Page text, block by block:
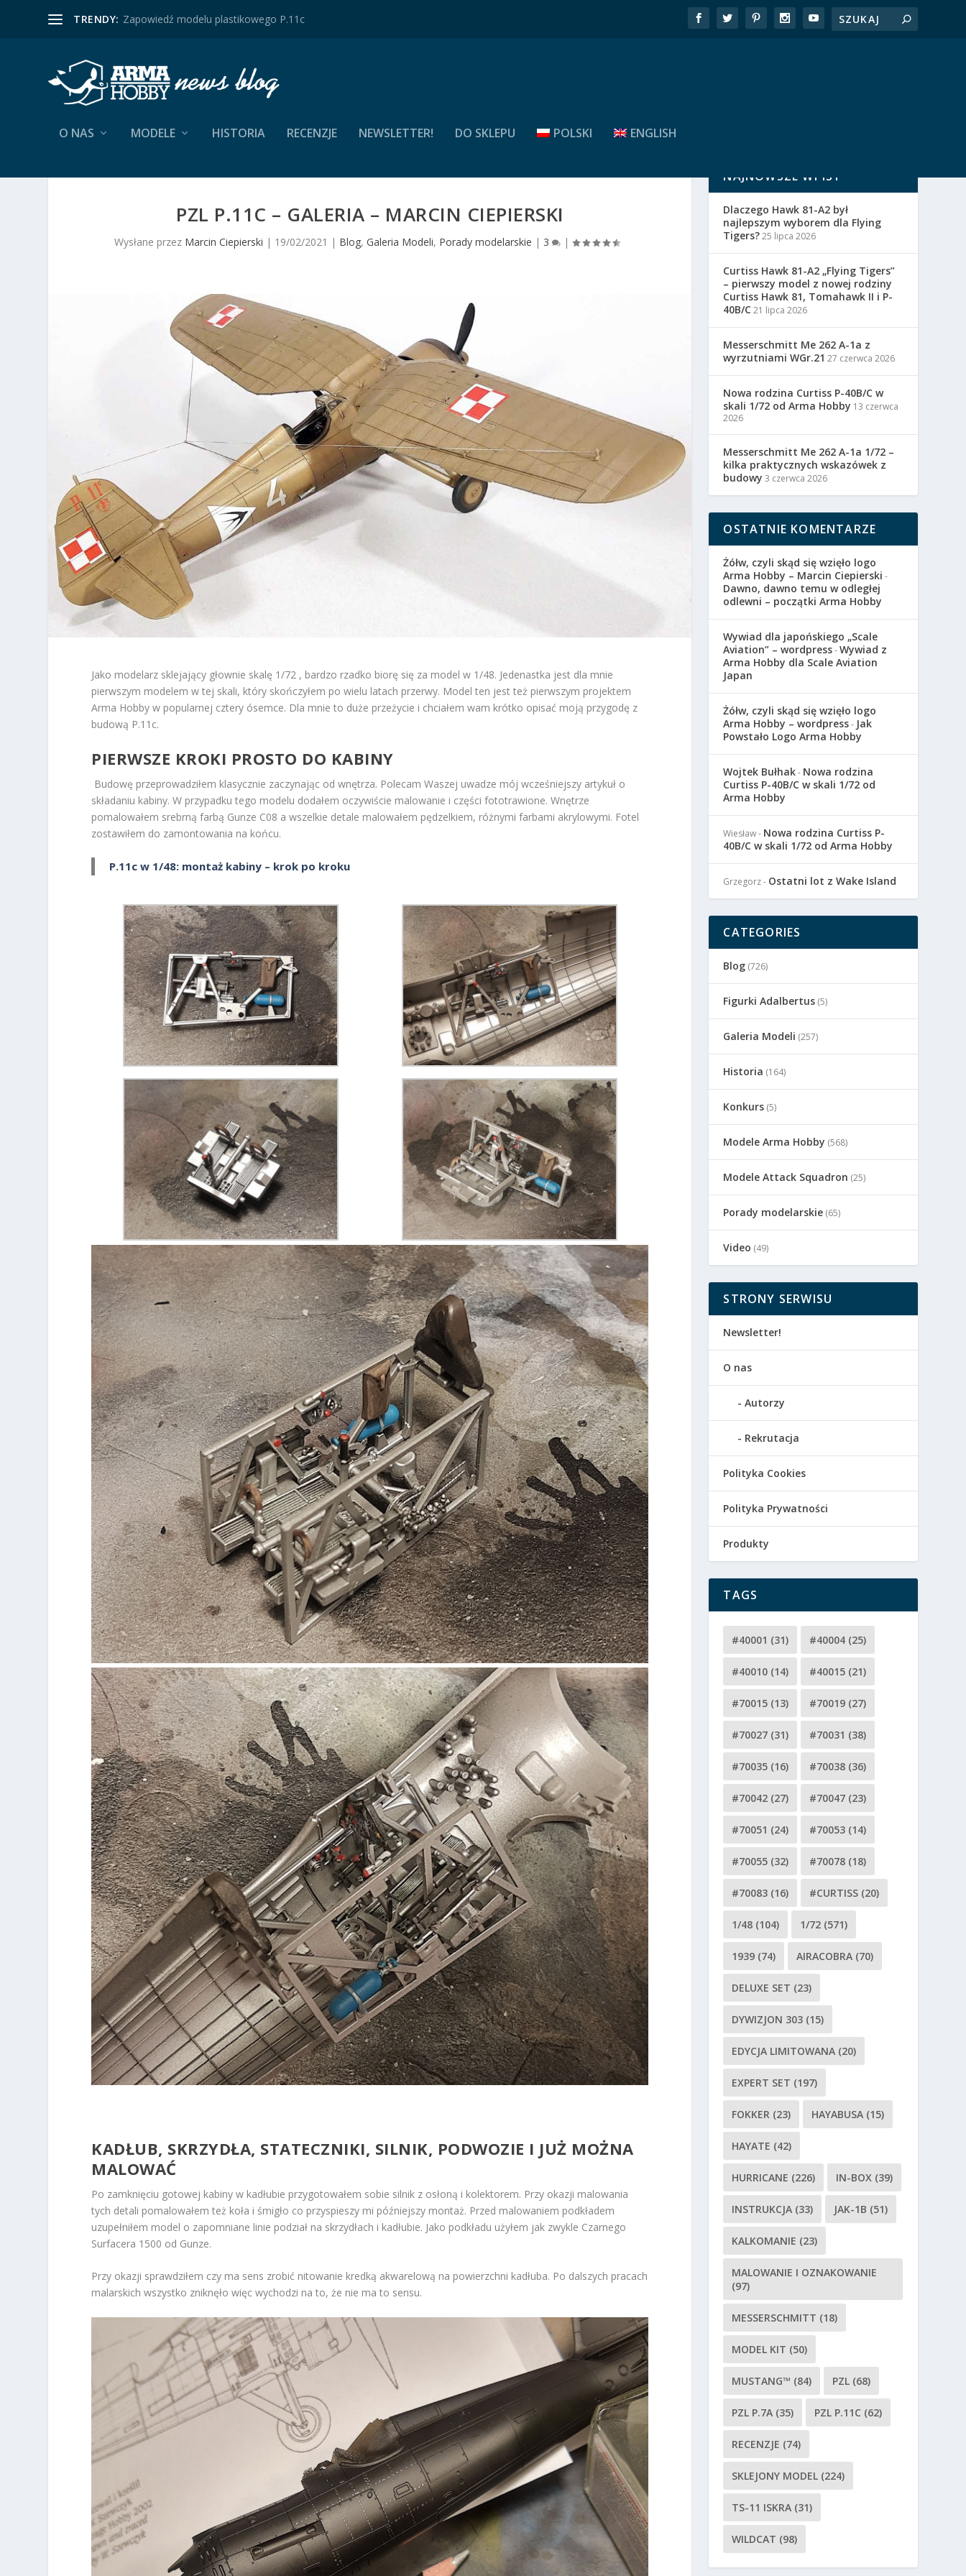
TRENDY: Zapowiedź modelu plastikowego P.11c
O NAS MODELE HISTORIA RECENZJE NEWSLETTER! DO SKLEPU POLSKI ENGLISH
PZL P.11C – GALERIA – MARCIN CIEPIERSKI
Wysłane przez Marcin Ciepierski | 19/02/2021 | Blog,Galeria Modeli, Porady modelarskie | 3 |
Jako modelarz sklejający głownie skalę 1/72 , bardzo rzadko biorę się za model w 1/48. Jedenastka jest dla mnie
pierwszym modelem w tej skali, który skończyłem po wielu latach przerwy. Model ten jest też pierwszym projektem
Arma Hobby w popularnej cztery ósemce. Dla mnie to duże przeżycie i chciałem wam krótko opisać moją przygodę z
budową P.11c.
PIERWSZE KROKI PROSTO DO KABINY
Budowę przeprowadziłem klasycznie zaczynając od wnętrza. Polecam Waszej uwadze mój wcześniejszy artykuł o
składaniu kabiny. W przypadku tego modelu dodałem oczywiście malowanie i części fototrawione. Wnętrze
pomalowałem srebrną farbą Gunze C08 a wszelkie detale malowałem pędzelkiem, różnymi farbami akrylowymi. Fotel
zostawiłem do zamontowania na końcu.
P.11c w 1/48: montaż kabiny – krok po kroku
KADŁUB, SKRZYDŁA, STATECZNIKI, SILNIK, PODWOZIE I JUŻ MOŻNA
MALOWAĆ
Po zamknięciu gotowej kabiny w kadłubie przygotowałem sobie silnik z osłoną i kolektorem. Przy okazji malowania
tych detali pomalowałem też koła i śmigło co przyspieszy mi późniejszy montaż. Przed malowaniem podkładem
uzupełniłem model o zapomniane linie podział na skrzydłach i kadłubie. Jako podkładu użyłem jak zwykle Czarnego
Surfacera 1500 od Gunze.
Przy okazji sprawdziłem czy ma sens zrobić nitowanie kredką akwarelową na powierzchni kadłuba. Po dalszych pracach
malarskich wszystko zniknęło więc wychodzi na to, że nie ma to sensu.
NAJNOWSZE WPISY
Dlaczego Hawk 81-A2 był
najlepszym wyborem dla Flying
Tigers?25 lipca 2026
Curtiss Hawk 81-A2 „Flying Tigers”
– pierwszy model z nowej rodziny
Curtiss Hawk 81, Tomahawk II i P-
40B/C21 lipca 2026
Messerschmitt Me 262 A-1a z
wyrzutniami WGr.21 27 czerwca 2026
Nowa rodzina Curtiss P-40B/C w
skali 1/72 od Arma Hobby 13 czerwca
2026
Messerschmitt Me 262 A-1a 1/72 –
kilka praktycznych wskazówek z
budowy 3 czerwca 2026
OSTATNIE KOMENTARZE
Żółw, czyli skąd się wzięło logo
Arma Hobby – Marcin Ciepierski -
Dawno, dawno temu w odległej
odlewni – początki Arma Hobby
Wywiad dla japońskiego „Scale
Aviation” – wordpress-Wywiad z
Arma Hobby dla Scale Aviation
Japan
Żółw, czyli skąd się wzięło logo
Arma Hobby – wordpress- Jak
Powstało Logo Arma Hobby
Wojtek Bułhak- Nowa rodzina
Curtiss P-40B/C w skali 1/72 od
Arma Hobby
Wiesław- Nowa rodzina Curtiss P-
40B/C w skali 1/72 od Arma Hobby
Grzegorz- Ostatni lot z Wake Island
CATEGORIES
Blog (726)
Figurki Adalbertus (5)
Galeria Modeli (257)
Historia (164)
Konkurs (5)
Modele Arma Hobby (568)
Modele Attack Squadron (25)
Porady modelarskie (65)
Video (49)
STRONY SERWISU
Newsletter!
O nas
Autorzy
Rekrutacja
Polityka Cookies
Polityka Prywatności
Produkty
TAGS
#40001 (31) #40004 (25)
#40010 (14) #40015 (21)
#70015 (13) #70019 (27)
#70027 (31) #70031 (38)
#70035 (16) #70038 (36)
#70042 (27) #70047 (23)
#70051 (24) #70053 (14)
#70055 (32) #70078 (18)
#70083 (16) #CURTISS (20)
1/48 (104) 1/72 (571)
1939 (74) AIRACOBRA (70)
DELUXE SET (23)
DYWIZJON 303 (15)
EDYCJA LIMITOWANA (20)
EXPERT SET (197)
FOKKER (23) HAYABUSA (15)
HAYATE (42)
HURRICANE (226) IN-BOX (39)
INSTRUKCJA (33) JAK-1B (51)
KALKOMANIE (23)
MALOWANIE I OZNAKOWANIE
(97)
MESSERSCHMITT (18)
MODEL KIT (50)
MUSTANG™ (84) PZL (68)
PZL P.7A (35) PZL P.11C (62)
RECENZJE (74)
SKLEJONY MODEL (224)
TS-11 ISKRA (31)
WILDCAT (98)